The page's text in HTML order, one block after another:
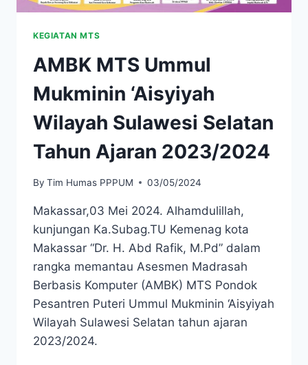
KEGIATAN MTS
AMBK MTS Ummul
Mukminin ‘Aisyiyah
Wilayah Sulawesi Selatan
Tahun Ajaran 2023/2024
By Tim Humas PPPUM 03/05/2024
Makassar,03 Mei 2024. Alhamdulillah,
kunjungan Ka.Subag.TU Kemenag kota
Makassar “Dr. H. Abd Rafik, M.Pd” dalam
rangka memantau Asesmen Madrasah
Berbasis Komputer (AMBK) MTS Pondok
Pesantren Puteri Ummul Mukminin ‘Aisyiyah
Wilayah Sulawesi Selatan tahun ajaran
2023/2024.